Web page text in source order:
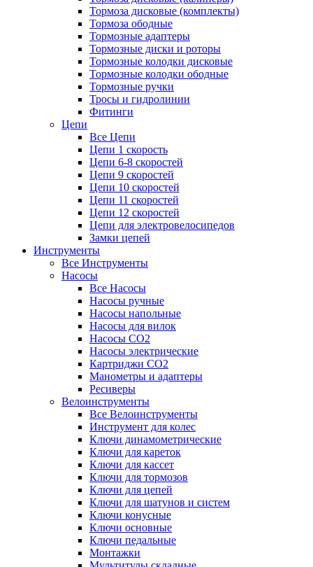
Тормоза дисковые (комплекты)
Тормоза ободные
Тормозные адаптеры
Тормозные диски и роторы
Тормозные колодки дисковые
Тормозные колодки ободные
Тормозные ручки
Тросы и гидролинии
Фитинги
Цепи
Все Цепи
Цепи 1 скорость
Цепи 6-8 скоростей
Цепи 9 скоростей
Цепи 10 скоростей
Цепи 11 скоростей
Цепи 12 скоростей
Цепи для электровелосипедов
Замки цепей
Инструменты
Все Инструменты
Насосы
Все Насосы
Насосы ручные
Насосы напольные
Насосы для вилок
Насосы CO2
Насосы электрические
Картриджи CO2
Манометры и адаптеры
Ресиверы
Велоинструменты
Все Велоинструменты
Инструмент для колес
Ключи динамометрические
Ключи для кареток
Ключи для кассет
Ключи для тормозов
Ключи для цепей
Ключи для шатунов и систем
Ключи конусные
Ключи основные
Ключи педальные
Монтажки